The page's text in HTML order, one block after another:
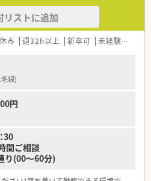
リストに追加
み 週32h以上 新卒可 未経験可
線)
円
30
間ご相談
り(00～60分)